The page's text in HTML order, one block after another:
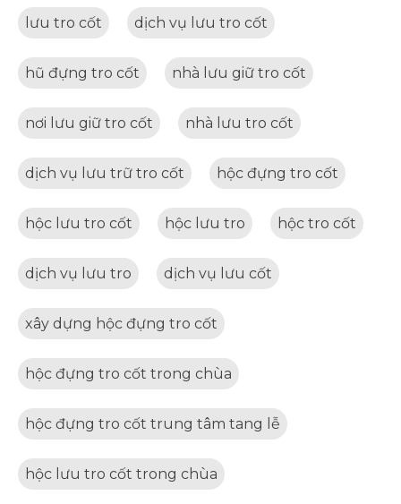
lưu tro cốt dịch vụ lưu tro cốt
hũ đựng tro cốt nhà lưu giữ tro cốt
nơi lưu giữ tro cốt nhà lưu tro cốt
dịch vụ lưu trữ tro cốt hộc đựng tro cốt
hộc lưu tro cốt hộc lưu tro hộc tro cốt
dịch vụ lưu tro dịch vụ lưu cốt
xây dựng hộc đựng tro cốt
hộc đựng tro cốt trong chùa
hộc đựng tro cốt trung tâm tang lễ
hộc lưu tro cốt trong chùa